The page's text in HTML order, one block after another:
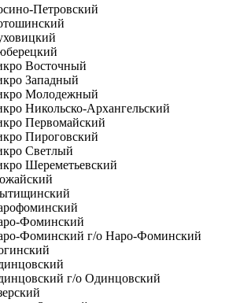
Петровский
Восточный
Западный
Молодежный
Никольско-Архангельский
Первомайский
Пироговский
Светлый
Шереметьевский
Фоминский
Фоминский г/о Наро-Фоминский
г/о Одинцовский